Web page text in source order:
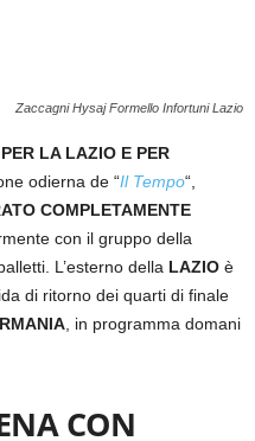
Zaccagni Hysaj Formello Infortuni Lazio
LA LAZIO E PER
odierna de “Il Tempo“,
COMPLETAMENTE
con il gruppo della
L’esterno della LAZIO è
di ritorno dei quarti di finale
, in programma domani
CON